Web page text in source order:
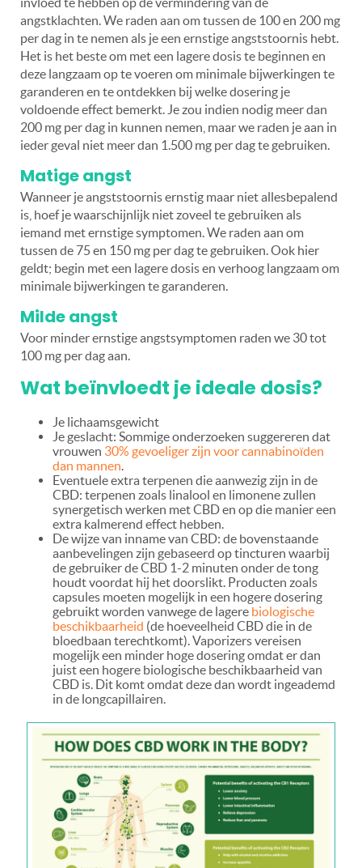
angstklachten. We raden aan om tussen de 100 en 200 mg
per dag in te nemen als je een ernstige angststoornis hebt.
Het is het beste om met een lagere dosis te beginnen en
deze langzaam op te voeren om minimale bijwerkingen te
garanderen en te ontdekken bij welke dosering je
voldoende effect bemerkt. Je zou indien nodig meer dan
200 mg per dag in kunnen nemen, maar we raden je aan in
ieder geval niet meer dan 1.500 mg per dag te gebruiken.
Matige angst
Wanneer je angststoornis ernstig maar niet allesbepalend
is, hoef je waarschijnlijk niet zoveel te gebruiken als
iemand met ernstige symptomen. We raden aan om
tussen de 75 en 150 mg per dag te gebruiken. Ook hier
geldt; begin met een lagere dosis en verhoog langzaam om
minimale bijwerkingen te garanderen.
Mildeangst
Voor minder ernstige angstsymptomen raden we 30 tot
100 mg per dag aan.
Wat beïnvloedt je ideale dosis?
Je lichaamsgewicht
Je geslacht: Sommige onderzoeken suggereren dat
vrouwen 30% gevoeliger zijn voor cannabinoïden
dan mannen
Eventuele extra terpenen die aanwezig zijn in de
CBD: terpenen zoals linalool en limonene zullen
synergetisch werken met CBD en op die manier een ​​
extra kalmerend effect hebben.
De wijze van inname van CBD: de bovenstaande
aanbevelingen zijn gebaseerd op tincturen waarbij
de gebruiker de CBD 1-2 minuten onder de tong
houdt voordat hij het doorslikt. Producten zoals
capsules moeten mogelijk in een hogere dosering
gebruikt worden vanwege de lagere biologische
beschikbaarheid (de hoeveelheid CBD die in de
bloedbaan terechtkomt). Vaporizers vereisen
mogelijk een minder hoge dosering omdat er dan
juist een hogere biologische beschikbaarheid van
CBD is. Dit komt omdat deze dan wordt ingeademd
in de longcapillairen.